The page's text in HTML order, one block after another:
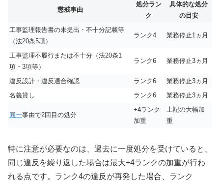
懲戒事由
処分ラン
ク
具体的な処分
の目安
工事監理報告書の未提出・不十分記載等
（法20条5項）
ランク4 業務停止1ヵ月
工事監理不履行または不十分（法20条1
項・3項等）
ランク6 業務停止3ヵ月
違反設計・違反適合確認 ランク6
業務停止3ヵ月
名義貸し
ランク6 業務停止3ヵ月
同一事由で2回目の処分
+4ランク
加重
上記の大幅加
重
特に注意が必要なのは、過去に一度処分を受けていると、
同じ違反を繰り返した場合は最大+4ランクの加重が行わ
れる点です。ランク4の違反が再発した場合、ランク